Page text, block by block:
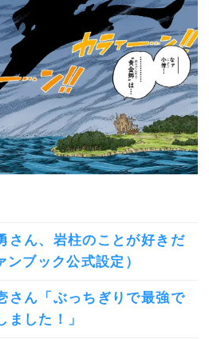
さん、岩柱のことが好きだ
ブック公式設定）
さん「ぶっちぎりで最強で
ました！」